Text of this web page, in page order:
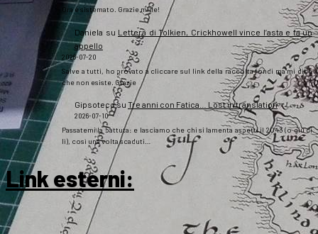
Ora è sistemato. Grazie mille!
Daniela su Lettera di Tolkien, Crickhowell vince l’asta e fa un
appello
2026-07-20
Salve a tutti, ho provato a cliccare sul link della raccolta fondi ma mi dice
che non esiste. Grazie
Gipsotecosu Tre anni con Fatica… Lost in translation
2026-07-10
Passatemi la battuta: e lasciamo che chi si lamenta aspetti il 2043 (o giù di
lì), così una volta scaduti…
Link esterni: